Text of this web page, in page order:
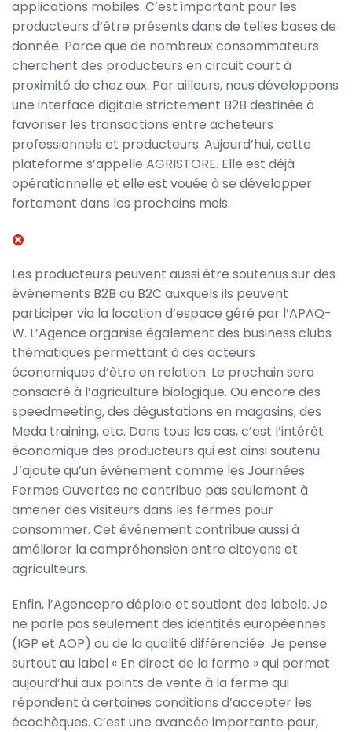
applications mobiles. C’est important pour les
producteurs d’être présents dans de telles bases de
donnée. Parce que de nombreux consommateurs
cherchent des producteurs en circuit court à
proximité de chez eux. Par ailleurs, nous développons
une interface digitale strictement B2B destinée à
favoriser les transactions entre acheteurs
professionnels et producteurs. Aujourd’hui, cette
plateforme s’appelle AGRISTORE. Elle est déjà
opérationnelle et elle est vouée à se développer
fortement dans les prochains mois.
Les producteurs peuvent aussi être soutenus sur des
événements B2B ou B2C auxquels ils peuvent
participer via la location d’espace géré par l’APAQ-
W. L’Agence organise également des business clubs
thématiques permettant à des acteurs
économiques d’être en relation. Le prochain sera
consacré à l’agriculture biologique. Ou encore des
speedmeeting, des dégustations en magasins, des
Meda training, etc. Dans tous les cas, c’est l’intérêt
économique des producteurs qui est ainsi soutenu.
J’ajoute qu’un événement comme les Journées
Fermes Ouvertes ne contribue pas seulement à
amener des visiteurs dans les fermes pour
consommer. Cet événement contribue aussi à
améliorer la compréhension entre citoyens et
agriculteurs.
Enfin, l’Agencepro déploie et soutient des labels. Je
ne parle pas seulement des identités européennes
(IGP et AOP) ou de la qualité différenciée. Je pense
surtout au label « En direct de la ferme » qui permet
aujourd’hui aux points de vente à la ferme qui
répondent à certaines conditions d’accepter les
écochèques. C’est une avancée importante pour,